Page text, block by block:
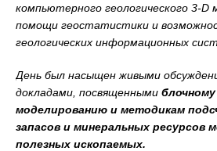
компьютерного геологического 3-D
помощи геостатистики и
геологических информационных
День был насыщен живыми
докладами, посвященными
моделированию и методикам
запасов и минеральных ресурсов
полезных ископаемых.